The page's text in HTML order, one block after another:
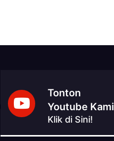
Tonton
Youtube Kami
Klik di Sini!